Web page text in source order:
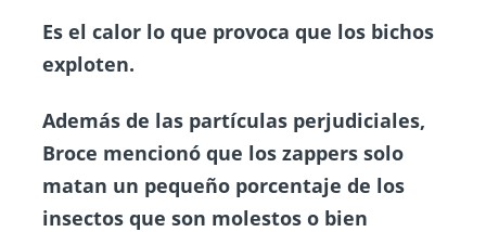
Es el calor lo que provoca que los bichos
exploten.
Además de las partículas perjudiciales,
Broce mencionó que los zappers solo
matan un pequeño porcentaje de los
insectos que son molestos o bien